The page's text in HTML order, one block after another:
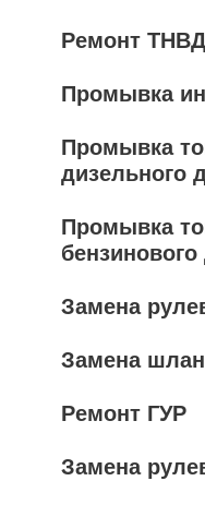
Ремонт ТНВД
Промывка
Промывка
дизельного
Промывка
бензинового
Замена
Замена
Ремонт ГУР
Замена